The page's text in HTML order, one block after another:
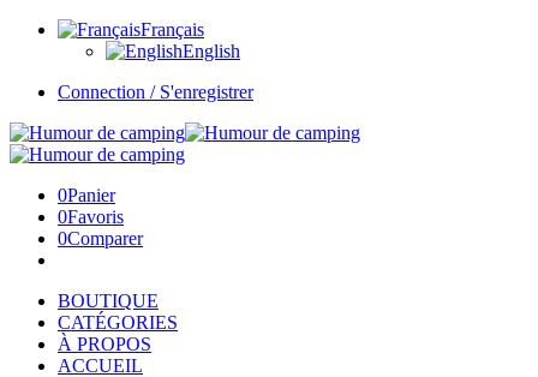
Français
English
Connection / S'enregistrer
0Panier
0Favoris
0Comparer
BOUTIQUE
CATÉGORIES
À PROPOS
ACCUEIL